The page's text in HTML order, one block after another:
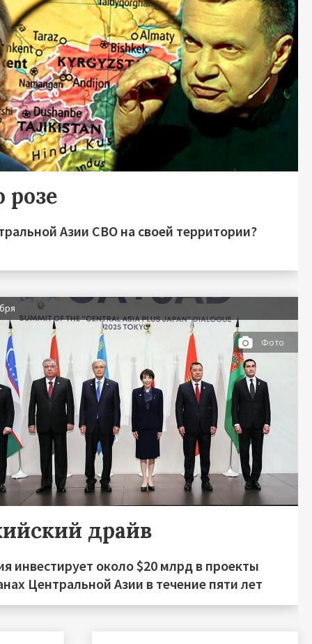
розе
Азии СВО на своей территории?
Фото
драйв
инвестирует около $20 млрд в проекты
Центральной Азии в течение пяти лет